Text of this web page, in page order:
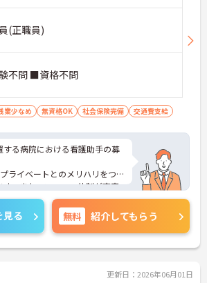
(正職員)
不問 ■資格不問
業少なめ 無資格OK 社会保険完備 交通費支給
る病院における看護助手の募
ライベートとのメリハリをつ
。また、フォロー体制が充実
の方や、業務に不安がある方
ただけます。
面接対策ポイントなど、さら
ますのでお気軽にご相談くだ
見る 無料 紹介してもらう
更新日：2026年06月01日